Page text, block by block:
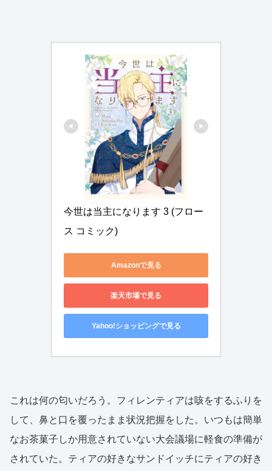
今世は当主になります 3 (フロー
ス コミック)
Amazonで見る
楽天市場で見る
Yahoo!ショッピングで見る
これは何の匂いだろう。フィレンティアは咳をするふりを
して、鼻と口を覆ったまま状況把握をした。いつもは簡単
なお茶菓子しか用意されていない大会議場に軽食の準備が
されていた。ティアの好きなサンドイッチにティアの好き